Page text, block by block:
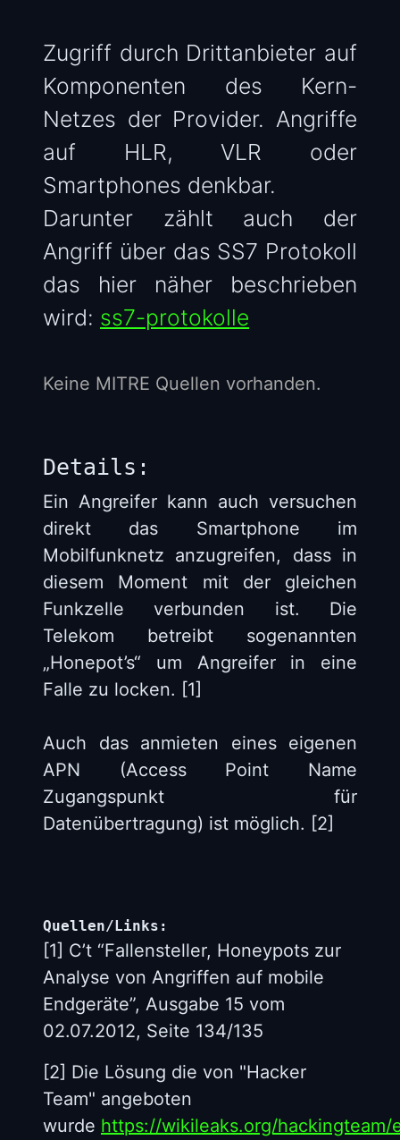
Zugriff durch Drittanbieter auf
Komponenten des Kern-
Netzes der Provider. Angriffe
auf HLR, VLR oder
Smartphones denkbar.
Darunter zählt auch der
Angriff über das SS7 Protokoll
das hier näher beschrieben
wird: ss7-protokolle
Keine MITRE Quellen vorhanden.
Details:
Ein Angreifer kann auch versuchen
direkt das Smartphone im
Mobilfunknetz anzugreifen, dass in
diesem Moment mit der gleichen
Funkzelle verbunden ist. Die
Telekom betreibt sogenannten
„Honepot’s“ um Angreifer in eine
Falle zu locken. [1]
Auch das anmieten eines eigenen
APN (Access Point Name
Zugangspunkt für
Datenübertragung) ist möglich. [2]
Quellen/Links:
[1] C’t “Fallensteller, Honeypots zur
Analyse von Angriffen auf mobile
Endgeräte”, Ausgabe 15 vom
02.07.2012, Seite 134/135
[2] Die Lösung die von "Hacker
Team" angeboten
wurde https://wikileaks.org/hackingteam/